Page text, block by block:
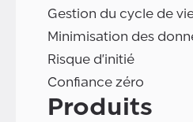
Gestion du cycle de
Minimisation des
Risque d'initié
Confiance zéro
Produits